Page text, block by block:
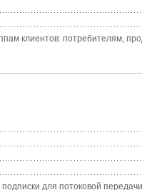
клиентов: потребителям,
для потоковой